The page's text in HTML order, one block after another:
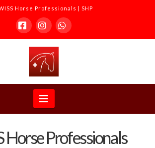
Horse Professionals | SHP
FacebookInstagramWhatsapp
Navigation
Horse Professionals